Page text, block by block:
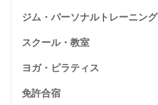
ジム・パーソナルトレーニング
スクール・教室
ヨガ・ピラティス
免許合宿